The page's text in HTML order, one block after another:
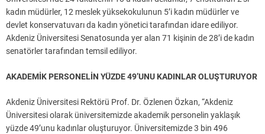
kadın müdürler, 12 meslek yüksekokulunun 5’i kadın müdürler ve
devlet konservatuvarı da kadın yönetici tarafından idare ediliyor.
Akdeniz Üniversitesi Senatosunda yer alan 71 kişinin de 28’i de kadın
senatörler tarafından temsil ediliyor.
AKADEMİK PERSONELİN YÜZDE 49’UNU KADINLAR OLUŞTURUYOR
Akdeniz Üniversitesi Rektörü Prof. Dr. Özlenen Özkan, “Akdeniz
Üniversitesi olarak üniversitemizde akademik personelin yaklaşık
yüzde 49’unu kadınlar oluşturuyor. Üniversitemizde 3 bin 496